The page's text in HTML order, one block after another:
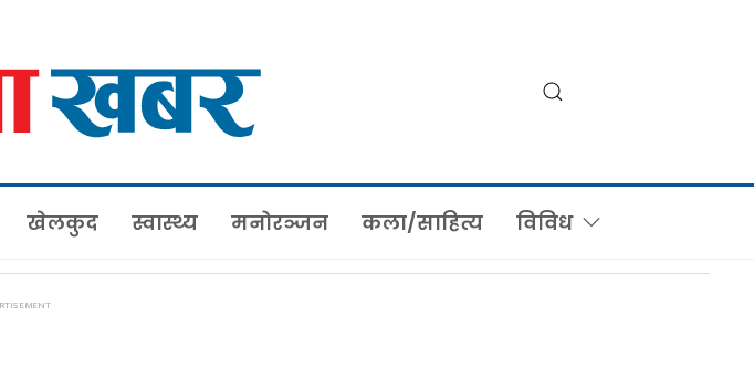
खेलकुद स्वास्थ्य मनोरञ्जन कला/साहित्य विविध